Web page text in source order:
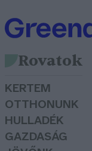
Rovatok
KERTEM
OTTHONUNK
HULLADÉK
GAZDASÁG